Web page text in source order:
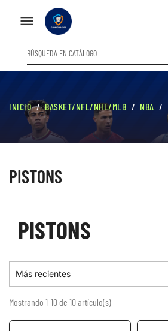

INICIO BASKET/NFL/NHL/MLB NBA
PISTONS
PISTONS
Más recientes
Mostrando 1-10 de 10 artículo(s)